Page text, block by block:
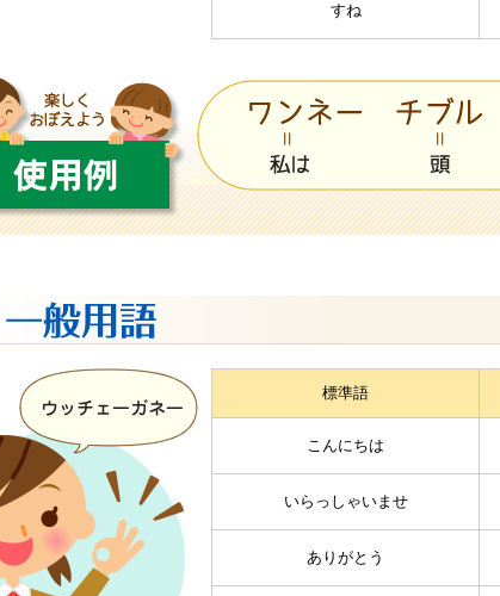
すね
標準語
こんにちは
いらっしゃいませ
ありがとう